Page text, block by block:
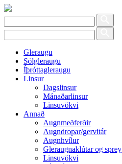
Gleraugu
Sólgleraugu
Íþróttagleraugu
Linsur
Dagslinsur
Mánaðarlinsur
Linsuvökvi
Annað
Augnmeðferðir
Augndropar/gervitár
Augnhvílur
Gleraugnaklútar og sprey
Linsuvökvi